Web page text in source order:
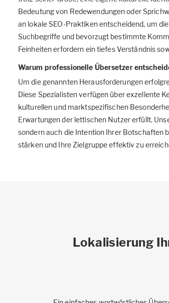
Bedeutung von Redewendungen oder
an lokale SEO-Praktiken entscheidend, um
Suchbegriffe und bevorzugt bestimmte
Feinheiten erfordern ein tiefes Verständnis
Warum professionelle Übersetzer
Um die genannten Herausforderungen
Diese Spezialisten verfügen über exzellente
kulturellen und marktspezifischen
Erwartungen der lettischen Nutzer erfüllt.
sondern auch die Intention Ihrer Botschaften
stärken und Ihre Zielgruppe effektiv zu
Lokalisierung